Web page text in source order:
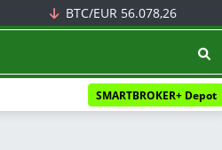
BTC/EUR 56.078,26
SMARTBROKER+ Depot